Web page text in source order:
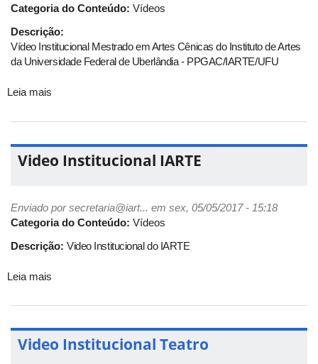
Categoria do Conteúdo: Vídeos
Descrição:
Vídeo Institucional Mestrado em Artes Cênicas do Instituto de Artes
da Universidade Federal de Uberlândia - PPGAC/IARTE/UFU
Leia mais
Institucional
Artes
Video Institucional IARTE
Enviado porsecretaria@iart... em sex, 05/05/2017 - 15:18
Categoria do Conteúdo: Vídeos
Descrição: Video Institucional do IARTE
Leia mais
Institucional
Video Institucional Teatro